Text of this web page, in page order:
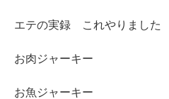
エテの実録 これやりました
お肉ジャーキー
お魚ジャーキー